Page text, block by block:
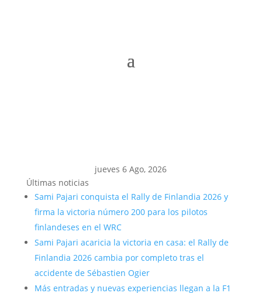
jueves 6 Ago, 2026
Últimas noticias
Sami Pajari conquista el Rally de Finlandia 2026 y
firma la victoria número 200 para los pilotos
finlandeses en el WRC
Sami Pajari acaricia la victoria en casa: el Rally de
Finlandia 2026 cambia por completo tras el
accidente de Sébastien Ogier
Más entradas y nuevas experiencias llegan a la F1